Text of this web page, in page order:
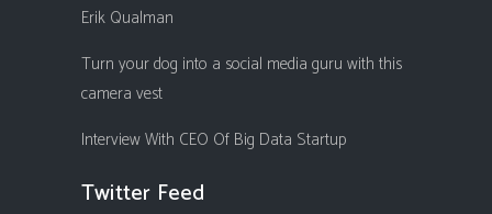
Erik Qualman
Turn your dog into a social media guru with this
camera vest
Interview With CEO Of Big Data Startup
Twitter Feed